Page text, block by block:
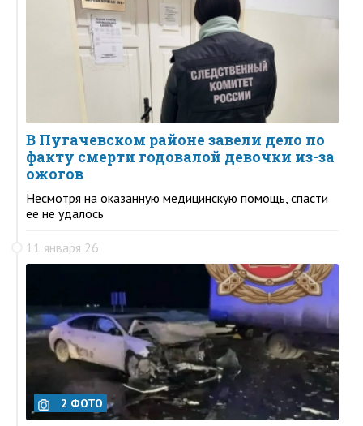
В Пугачевском районе завели дело по
факту смерти годовалой девочки из-за
ожогов
Несмотря на оказанную медицинскую помощь, спасти
ее не удалось
11 января 26
2 ФОТО